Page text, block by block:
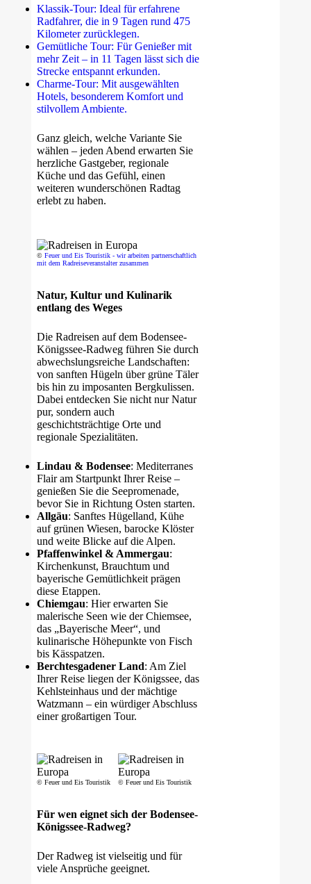
Klassik-Tour: Ideal für erfahrene
Radfahrer, die in 9 Tagen rund 475
Kilometer zurücklegen.
Gemütliche Tour: Für Genießer mit
mehr Zeit – in 11 Tagen lässt sich die
Strecke entspannt erkunden.
Charme-Tour: Mit ausgewählten
Hotels, besonderem Komfort und
stilvollem Ambiente.
Ganz gleich, welche Variante Sie
wählen – jeden Abend erwarten Sie
herzliche Gastgeber, regionale
Küche und das Gefühl, einen
weiteren wunderschönen Radtag
erlebt zu haben.
© Feuer und Eis Touristik - wir arbeiten partnerschaftlich
mit dem Radreiseveranstalter zusammen
Natur, Kultur und Kulinarik
entlang des Weges
Die Radreisen auf dem Bodensee-
Königssee-Radweg führen Sie durch
abwechslungsreiche Landschaften:
von sanften Hügeln über grüne Täler
bis hin zu imposanten Bergkulissen.
Dabei entdecken Sie nicht nur Natur
pur, sondern auch
geschichtsträchtige Orte und
regionale Spezialitäten.
Lindau & Bodensee: Mediterranes
Flair am Startpunkt Ihrer Reise –
genießen Sie die Seepromenade,
bevor Sie in Richtung Osten starten.
Allgäu: Sanftes Hügelland, Kühe
auf grünen Wiesen, barocke Klöster
und weite Blicke auf die Alpen.
Pfaffenwinkel & Ammergau:
Kirchenkunst, Brauchtum und
bayerische Gemütlichkeit prägen
diese Etappen.
Chiemgau: Hier erwarten Sie
malerische Seen wie der Chiemsee,
das „Bayerische Meer“, und
kulinarische Höhepunkte von Fisch
bis Kässpatzen.
Berchtesgadener Land: Am Ziel
Ihrer Reise liegen der Königssee, das
Kehlsteinhaus und der mächtige
Watzmann – ein würdiger Abschluss
einer großartigen Tour.
© Feuer und Eis Touristik © Feuer und Eis Touristik
Für wen eignet sich der Bodensee-
Königssee-Radweg?
Der Radweg ist vielseitig und für
viele Ansprüche geeignet.